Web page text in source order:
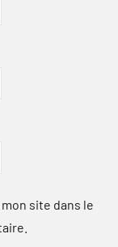
site dans le